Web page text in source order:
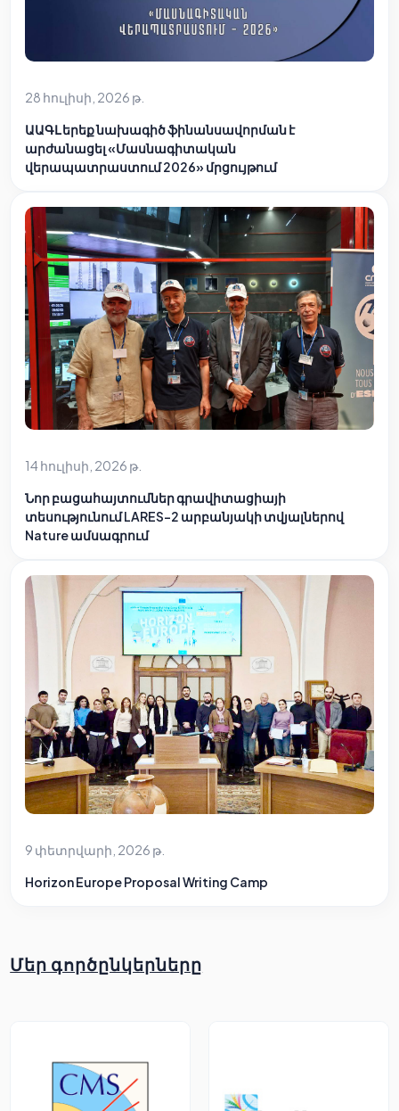
28 հուլիսի, 2026 թ.
ԱԱԳԼ երեք նախագիծ ֆինանսավորման է
արժանացել «Մասնագիտական
վերապատրաստում 2026» մրցույթում
14 հուլիսի, 2026 թ.
Նոր բացահայտումներ գրավիտացիայի
տեսությունում LARES-2 արբանյակի տվյալներով
Nature ամսագրում
9 փետրվարի, 2026 թ.
Horizon Europe Proposal Writing Camp
Մեր գործընկերները